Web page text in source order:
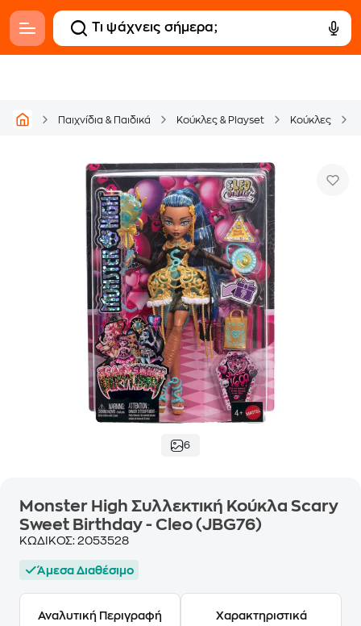
Παιχνίδια & Παιδικά Κούκλες & Playset Κούκλες
6
Monster High Συλλεκτική Κούκλα Scary
Sweet Birthday - Cleo (JBG76)
ΚΩΔΙΚΟΣ: 2053528
Άμεσα Διαθέσιμο
Αναλυτική Περιγραφή Χαρακτηριστικά